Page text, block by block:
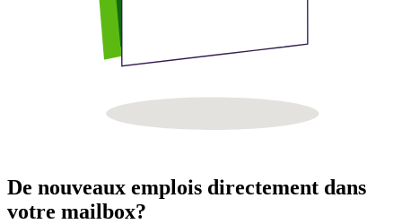
De nouveaux emplois directement dans
votre mailbox?